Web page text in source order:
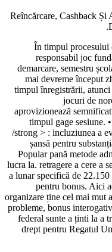
Reîncărcare,
În timpul
demarcare,
mai devreme
timpul
aprovizionează
timpul gage
/strong > :
șansă
Popular pană
lucra la. retragere
a lunar specifică
pentru
organizare ține cel
probleme, bonus
federal sunte a
drept pentru